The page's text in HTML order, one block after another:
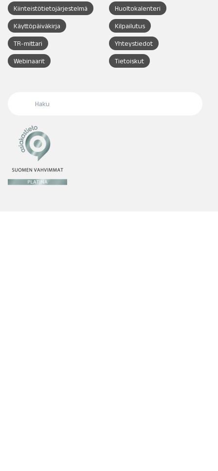
Kiinteistötietojärjestelmä Huoltokalenteri
Käyttöpäiväkirja Kilpailutus
TR-mittari Yhteystiedot
Webinaarit Tietoiskut